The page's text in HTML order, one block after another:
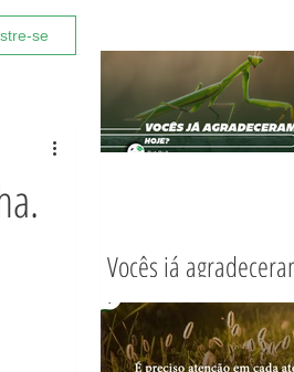
se
Vocês já
hoje?